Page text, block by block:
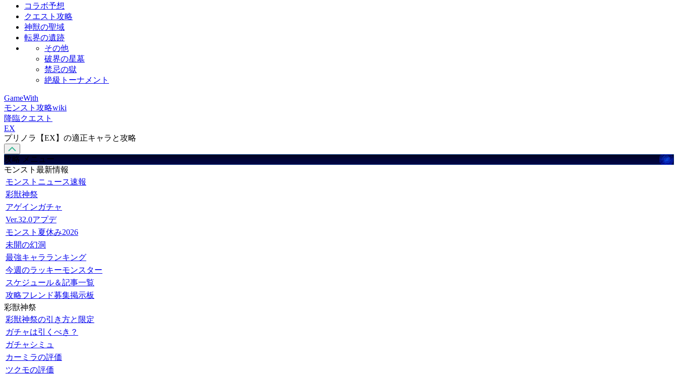
コラボ予想
クエスト攻略
神獣の聖域
転界の遺跡
その他
破界の星墓
禁忌の獄
絶級トーナメント
GameWith
モンスト攻略wiki
降臨クエスト
EX
プリノラ【EX】の適正キャラと攻略
攻略 メニュー
モンスト最新情報
モンストニュース速報
彩獣神祭
アゲインガチャ
Ver.32.0アプデ
モンスト夏休み2026
未開の幻洞
最強キャラランキング
今週のラッキーモンスター
スケジュール＆記事一覧
攻略フレンド募集掲示板
彩獣神祭
彩獣神祭の引き方と限定
ガチャは引くべき？
ガチャシミュ
カーミラの評価
ツクモの評価